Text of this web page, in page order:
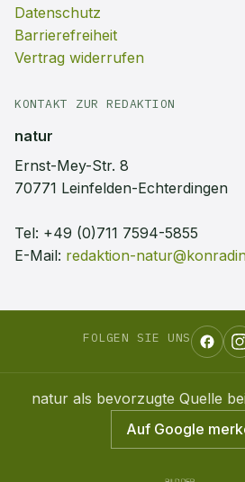
Datenschutz
Barrierefreiheit
Vertrag widerrufen
KONTAKT ZUR REDAKTION
natur
Ernst-Mey-Str. 8
70771 Leinfelden-Echterdingen
Tel: +49 (0)711 7594-5855
E-Mail: redaktion-
FOLGEN SIE UNS
natur als bevorzugte Quelle
Auf Google